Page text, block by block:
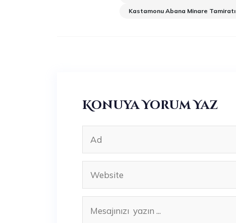
Kastamonu Abana Minare Tamiratı
Konuya Yorum Yaz